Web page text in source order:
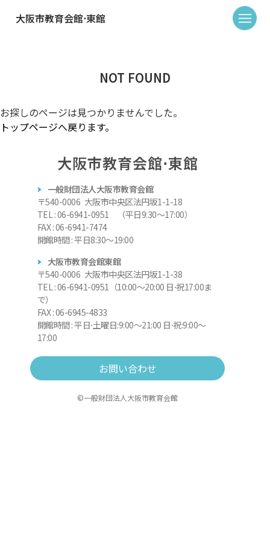
大阪市教育会館⋅東館
NOT FOUND
お探しのページは見つかりませんでした。
トップページへ戻ります。
大阪市教育会館⋅東館
一般財団法人大阪市教育会館
〒540-0006 大阪市中央区法円坂1-1-18
TEL : 06-6941-0951 （平日9:30～17:00）
FAX : 06-6941-7474
開館時間 : 平日8:30～19:00
大阪市教育会館東館
〒540-0006 大阪市中央区法円坂1-1-38
TEL : 06-6941-0951（10:00～20:00 日⋅祝17:00ま
で）
FAX : 06-6945-4833
開館時間 : 平日⋅土曜日:9:00～21:00 日⋅祝:9:00～
17:00
お問い合わせ
©一般財団法人大阪市教育会館